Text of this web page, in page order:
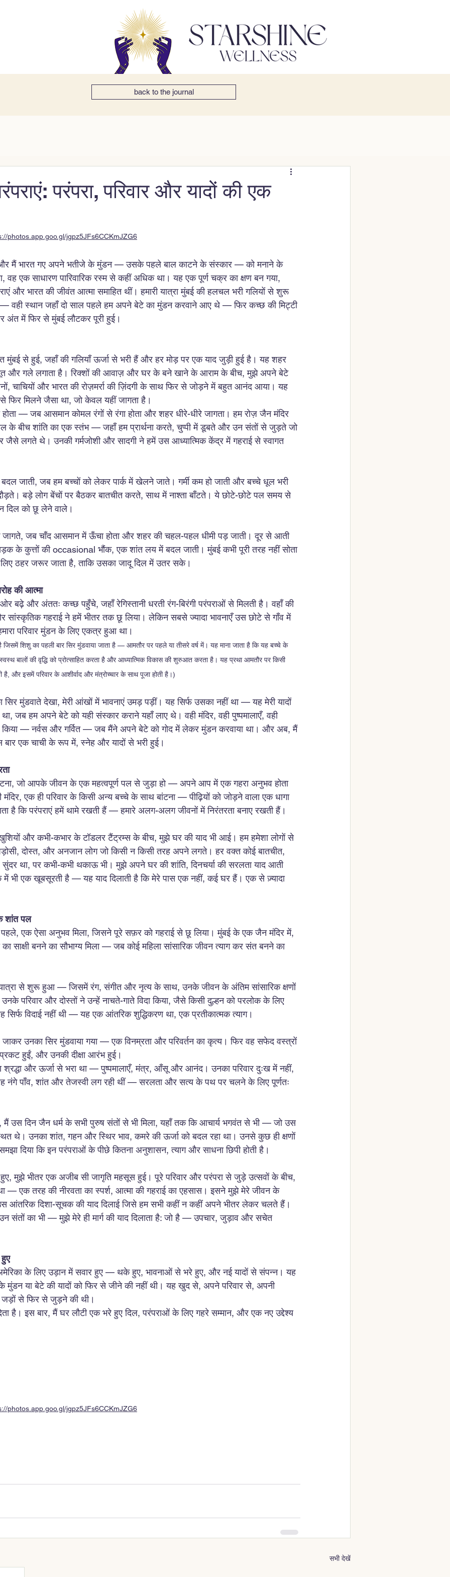
back to the journal
परंपरा, परिवार और यादों की एक
photos.app.goo.gl/jgpz5JFs6CCKmJZG6
और मैं भारत गए अपने भतीजे के मुंडन — उसके पहले बाल काटने के संस्कार — को मनाने के
एक साधारण पारिवारिक रस्म से कहीं अधिक था। यह एक पूर्ण चक्र का क्षण बन गया,
और भारत की जीवंत आत्मा समाहित थीं। हमारी यात्रा मुंबई की हलचल भरी गलियों से शुरू
वही स्थान जहाँ दो साल पहले हम अपने बेटे का मुंडन करवाने आए थे — फिर कच्छ की मिट्टी
अंत में फिर से मुंबई लौटकर पूरी हुई।
मुंबई से हुई, जहाँ की गलियाँ ऊर्जा से भरी हैं और हर मोड़ पर एक याद जुड़ी हुई है। यह शहर
और गले लगाता है। रिक्शों की आवाज़ और घर के बने खाने के आराम के बीच, मुझे अपने बेटे
चाचियों और भारत की रोज़मर्रा की ज़िंदगी के साथ फिर से जोड़ने में बहुत आनंद आया। यह
मिलने जैसा था, जो केवल यहीं जागता है।
— जब आसमान कोमल रंगों से रंगा होता और शहर धीरे-धीरे जागता। हम रोज़ जैन मंदिर
बीच शांति का एक स्तंभ — जहाँ हम प्रार्थना करते, चुप्पी में डूबते और उन संतों से जुड़ते जो
जैसे लगते थे। उनकी गर्मजोशी और सादगी ने हमें उस आध्यात्मिक केंद्र में गहराई से स्वागत
बदल जाती, जब हम बच्चों को लेकर पार्क में खेलने जाते। गर्मी कम हो जाती और बच्चे धूल भरी
बड़े लोग बेंचों पर बैठकर बातचीत करते, साथ में नाश्ता बाँटते। ये छोटे-छोटे पल समय से
दिल को छू लेने वाले।
जब चाँद आसमान में ऊँचा होता और शहर की चहल-पहल धीमी पड़ जाती। दूर से आती
के कुत्तों की occasional भौंक, एक शांत लय में बदल जाती। मुंबई कभी पूरी तरह नहीं सोता
ठहर जरूर जाता है, ताकि उसका जादू दिल में उतर सके।
की आत्मा
बढ़े और अंततः कच्छ पहुँचे, जहाँ रेगिस्तानी धरती रंग-बिरंगी परंपराओं से मिलती है। वहाँ की
सांस्कृतिक गहराई ने हमें भीतर तक छू लिया। लेकिन सबसे ज्यादा भावनाएँ उस छोटे से गाँव में
परिवार मुंडन के लिए एकत्र हुआ था।
शिशु का पहली बार सिर मुंडवाया जाता है — आमतौर पर पहले या तीसरे वर्ष में। यह माना जाता है कि यह बच्चे के
बालों की वृद्धि को प्रोत्साहित करता है और आध्यात्मिक विकास की शुरुआत करता है। यह प्रथा आमतौर पर किसी
है, और इसमें परिवार के आशीर्वाद और मंत्रोच्चार के साथ पूजा होती है।)
मुंडवाते देखा, मेरी आंखों में भावनाएं उमड़ पड़ीं। यह सिर्फ उसका नहीं था — यह मेरी यादों
जब हम अपने बेटे को यही संस्कार कराने यहाँ लाए थे। वही मंदिर, वही पुष्पमालाएँ, वही
— नर्वस और गर्वित — जब मैंने अपने बेटे को गोद में लेकर मुंडन करवाया था। और अब, मैं
एक चाची के रूप में, स्नेह और यादों से भरी हुई।
जो आपके जीवन के एक महत्वपूर्ण पल से जुड़ा हो — अपने आप में एक गहरा अनुभव होता
एक ही परिवार के किसी अन्य बच्चे के साथ बांटना — पीढ़ियों को जोड़ने वाला एक धागा
है कि परंपराएं हमें थामे रखती हैं — हमारे अलग-अलग जीवनों में निरंतरता बनाए रखती हैं।
और कभी-कभार के टॉडलर टैंट्रम्स के बीच, मुझे घर की याद भी आई। हम हमेशा लोगों से
दोस्त, और अनजान लोग जो किसी न किसी तरह अपने लगते। हर वक्त कोई बातचीत,
था, पर कभी-कभी थकाऊ भी। मुझे अपने घर की शांति, दिनचर्या की सरलता याद आती
भी एक खूबसूरती है — यह याद दिलाती है कि मेरे पास एक नहीं, कई घर हैं। एक से ज़्यादा
शांत पल
एक ऐसा अनुभव मिला, जिसने पूरे सफ़र को गहराई से छू लिया। मुंबई के एक जैन मंदिर में,
का साक्षी बनने का सौभाग्य मिला — जब कोई महिला सांसारिक जीवन त्याग कर संत बनने का
से शुरू हुआ — जिसमें रंग, संगीत और नृत्य के साथ, उनके जीवन के अंतिम सांसारिक क्षणों
परिवार और दोस्तों ने उन्हें नाचते-गाते विदा किया, जैसे किसी दुल्हन को परलोक के लिए
सिर्फ विदाई नहीं थी — यह एक आंतरिक शुद्धिकरण था, एक प्रतीकात्मक त्याग।
उनका सिर मुंडवाया गया — एक विनम्रता और परिवर्तन का कृत्य। फिर वह सफेद वस्त्रों
हुईं, और उनकी दीक्षा आरंभ हुई।
श्रद्धा और ऊर्जा से भरा था — पुष्पमालाएँ, मंत्र, आँसू और आनंद। उनका परिवार दुःख में नहीं,
नंगे पाँव, शांत और तेजस्वी लग रही थीं — सरलता और सत्य के पथ पर चलने के लिए पूर्णतः
मैं उस दिन जैन धर्म के सभी पुरुष संतों से भी मिला, यहाँ तक कि आचार्य भगवंत से भी — जो उस
थे। उनका शांत, गहन और स्थिर भाव, कमरे की ऊर्जा को बदल रहा था। उनसे कुछ ही क्षणों
दिया कि इन परंपराओं के पीछे कितना अनुशासन, त्याग और साधना छिपी होती है।
मुझे भीतर एक अजीब सी जागृति महसूस हुई। पूरे परिवार और परंपरा से जुड़े उत्सवों के बीच,
एक तरह की नीरवता का स्पर्श, आत्मा की गहराई का एहसास। इसने मुझे मेरे जीवन के
उस आंतरिक दिशा-सूचक की याद दिलाई जिसे हम सभी कहीं न कहीं अपने भीतर लेकर चलते हैं।
संतों का भी — मुझे मेरे ही मार्ग की याद दिलाता है: जो है — उपचार, जुड़ाव और सचेत
के लिए उड़ान में सवार हुए — थके हुए, भावनाओं से भरे हुए, और नई यादों से संपन्न। यह
के मुंडन या बेटे की यादों को फिर से जीने की नहीं थी। यह खुद से, अपने परिवार से, अपनी
से फिर से जुड़ने की थी।
है। इस बार, मैं घर लौटी एक भरे हुए दिल, परंपराओं के लिए गहरे सम्मान, और एक नए उद्देश्य
photos.app.goo.gl/jgpz5JFs6CCKmJZG6
सभी देखें